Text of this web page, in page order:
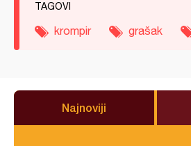
TAGOVI
krompir grašak
Najnoviji